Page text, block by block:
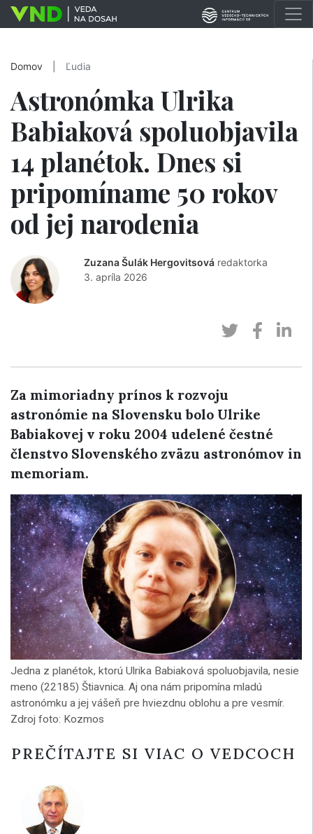
Domov Ľudia
Astronómka Ulrika
Babiaková spoluobjavila
14 planétok. Dnes si
pripomíname 50 rokov
od jej narodenia
Zuzana Šulák Hergovitsová redaktorka
3. apríla 2026
Za mimoriadny prínos k rozvoju
astronómie na Slovensku bolo Ulrike
Babiakovej v roku 2004 udelené čestné
členstvo Slovenského zväzu astronómov in
memoriam.
Jedna z planétok, ktorú Ulrika Babiaková spoluobjavila, nesie
meno (22185) Štiavnica. Aj ona nám pripomína mladú
astronómku a jej vášeň pre hviezdnu oblohu a pre vesmír.
Zdroj foto: Kozmos
PREČÍTAJTE SI VIAC O VEDCOCH